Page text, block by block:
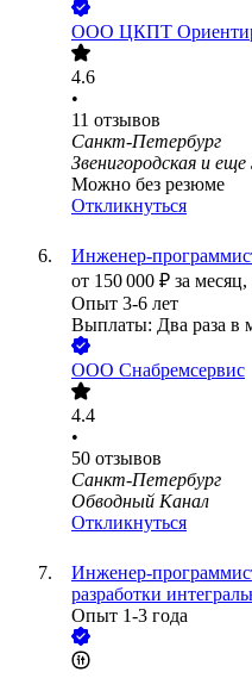
ООО ЦКПТ
4.6
•
11 отзывов
Санкт-Петербург
Звенигородская и еще
Можно без резюме
Откликнуться
Инженер-
от 150 000 ₽ за месяц,
Опыт 3-6 лет
Выплаты: Два раза в
ООО Снабремсервис
4.4
•
50 отзывов
Санкт-Петербург
Обводный Канал
Откликнуться
Инженер-
разработки
Опыт 1-3 года